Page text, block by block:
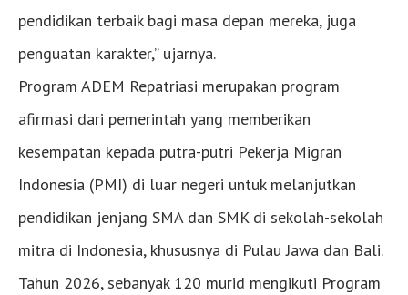
pendidikan terbaik bagi masa depan mereka, juga
penguatan karakter,” ujarnya.
Program ADEM Repatriasi merupakan program
afirmasi dari pemerintah yang memberikan
kesempatan kepada putra-putri Pekerja Migran
Indonesia (PMI) di luar negeri untuk melanjutkan
pendidikan jenjang SMA dan SMK di sekolah-sekolah
mitra di Indonesia, khususnya di Pulau Jawa dan Bali.
Tahun 2026, sebanyak 120 murid mengikuti Program